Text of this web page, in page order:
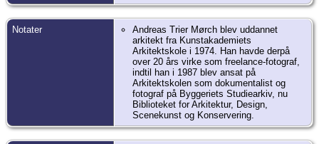
Notater
Andreas Trier Mørch blev uddannet
arkitekt fra Kunstakademiets
Arkitektskole i 1974. Han havde derpå
over 20 års virke som freelance-fotograf,
indtil han i 1987 blev ansat på
Arkitektskolen som dokumentalist og
fotograf på Byggeriets Studiearkiv, nu
Biblioteket for Arkitektur, Design,
Scenekunst og Konservering.